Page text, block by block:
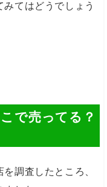
てはどうでしょう
で売ってる？
調査したところ、